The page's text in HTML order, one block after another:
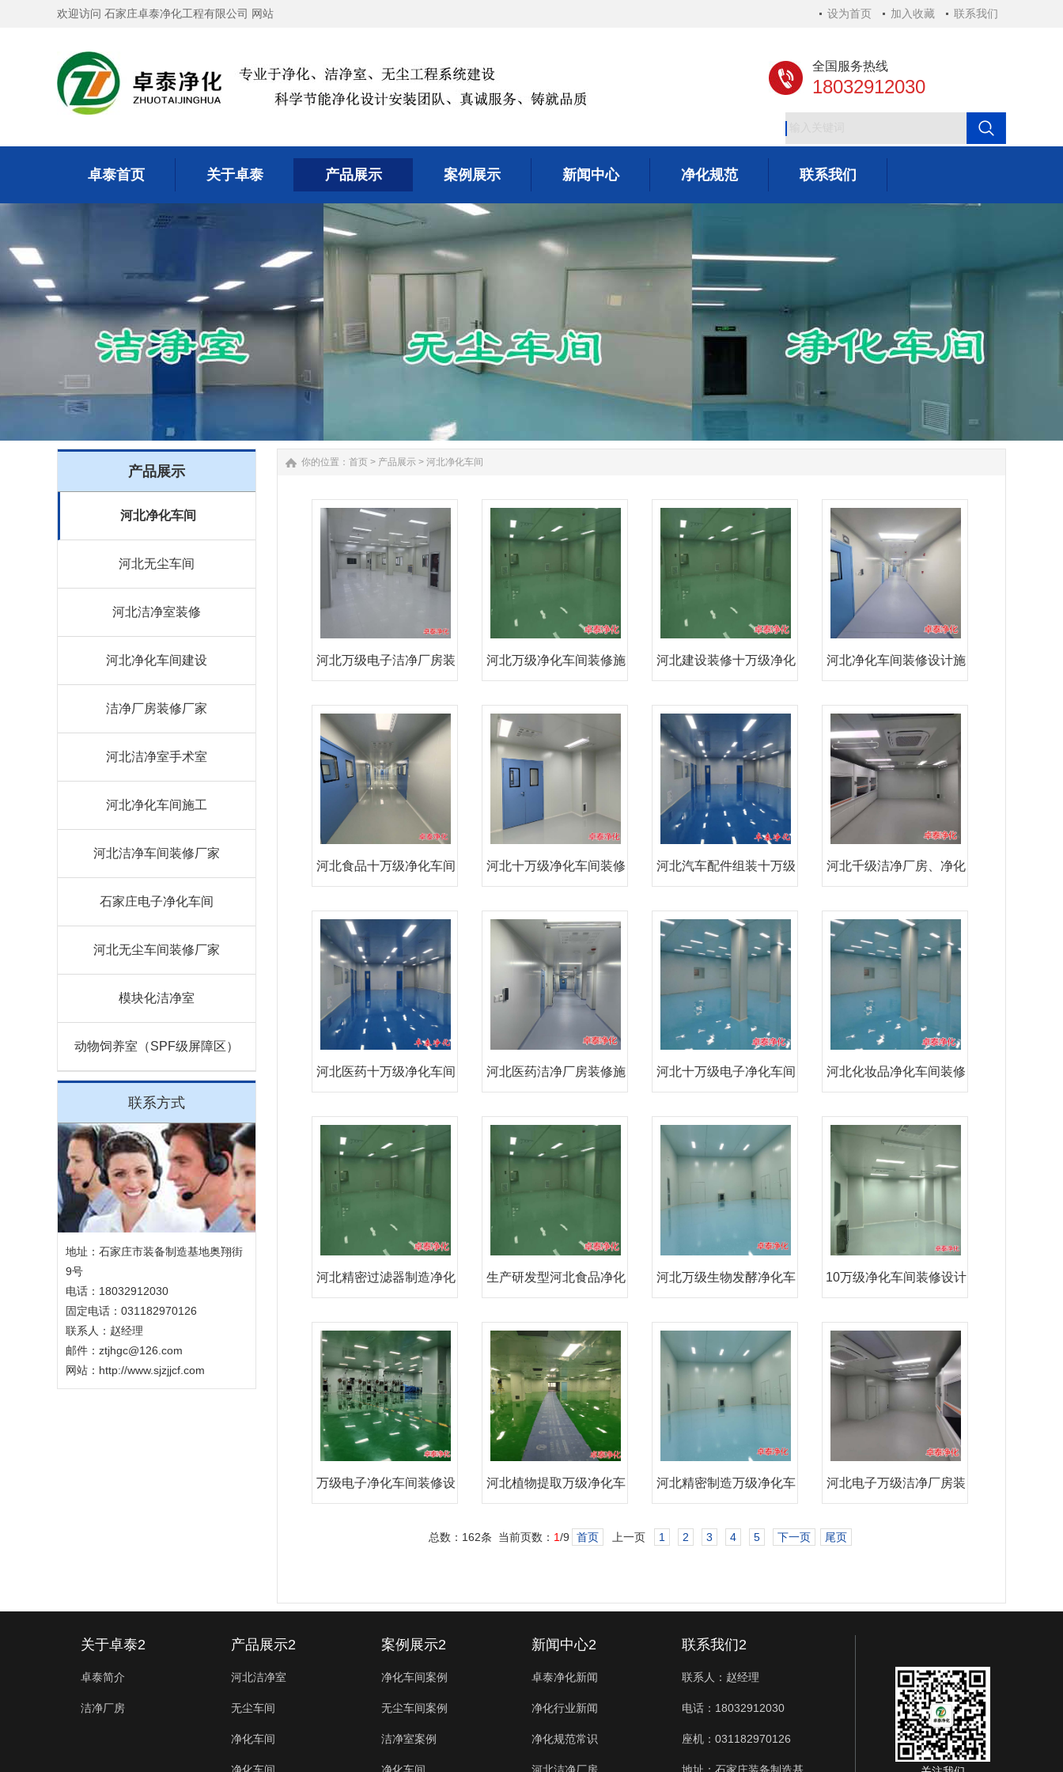
欢迎访问 石家庄卓泰净化工程有限公司 网站 设为首页 加入收藏 联系我们
全国服务热线
18032912030
卓泰首页 关于卓泰 产品展示 案例展示 新闻中心 净化规范
联系我们
联系我们
产品展示
河北净化车间
河北无尘车间
河北洁净室装修
河北净化车间建设
洁净厂房装修厂家
河北洁净室手术室
河北净化车间施工
河北洁净车间装修厂家
石家庄电子净化车间
河北无尘车间装修厂家
模块化洁净室
动物饲养室（SPF级屏障区）
联系方式
地址：石家庄市装备制造基地奥翔街
9号
电话：18032912030
固定电话：031182970126
联系人：赵经理
邮件：ztjhgc@126.com
网站：http://www.sjzjjcf.com
你的位置： 首页 > 产品展示 > 河北净化车间
河北万级电子洁净厂房装 河北万级净化车间装修施 河北建设装修十万级净化 河北净化车间装修设计施
河北食品十万级净化车间 河北十万级净化车间装修 河北汽车配件组装十万级 河北千级洁净厂房、净化
河北医药十万级净化车间 河北医药洁净厂房装修施 河北十万级电子净化车间 河北化妆品净化车间装修
河北精密过滤器制造净化 生产研发型河北食品净化 河北万级生物发酵净化车 10万级净化车间装修设计
万级电子净化车间装修设 河北植物提取万级净化车 河北精密制造万级净化车 河北电子万级洁净厂房装
总数：162条 当前页数： 1/9 首页 上一页 1 2 3 4 5 下一页 尾页
关于卓泰2
卓泰简介
洁净厂房
产品展示2
河北洁净室
无尘车间
净化车间
案例展示2
净化车间案例
无尘车间案例
洁净室案例
新闻中心2
卓泰净化新闻
净化行业新闻
净化规范常识
联系我们2
联系人：赵经理
电话：18032912030
座机：031182970126